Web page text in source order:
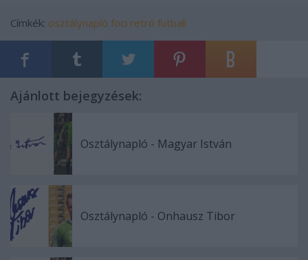
Címkék: osztálynapló foci retró futball
Ajánlott bejegyzések:
Osztálynapló - Magyar István
Osztálynapló - Onhausz Tibor